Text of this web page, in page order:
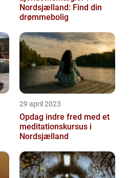
Nordsjælland: Find din
drømmebolig
29 april 2023
Opdag indre fred med et
meditationskursus i
Nordsjælland